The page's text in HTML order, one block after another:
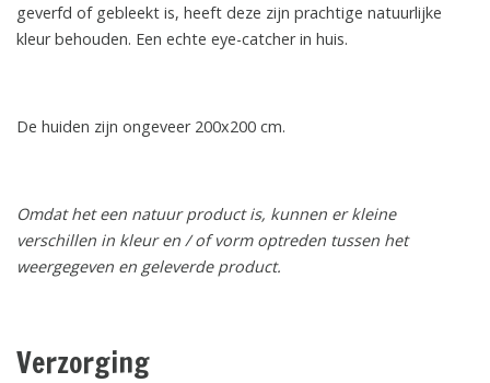
geverfd of gebleekt is, heeft deze zijn prachtige natuurlijke
kleur behouden. Een echte eye-catcher in huis.
De huiden zijn ongeveer 200x200 cm.
Omdat het een natuur product is, kunnen er kleine
verschillen in kleur en / of vorm optreden tussen het
weergegeven en geleverde product.
Verzorging